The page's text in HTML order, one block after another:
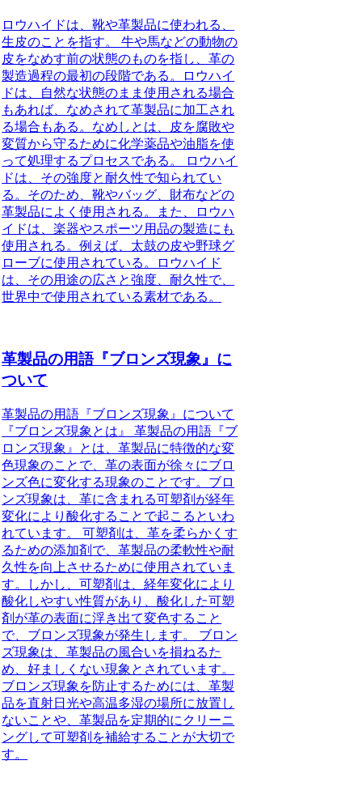
ロウハイドは、靴や革製品に使われる、
生皮のことを指す。 牛や馬などの動物の
皮をなめす前の状態のものを指し、革の
製造過程の最初の段階である。ロウハイ
ドは、自然な状態のまま使用される場合
もあれば、なめされて革製品に加工され
る場合もある。なめしとは、皮を腐敗や
変質から守るために化学薬品や油脂を使
って処理するプロセスである。 ロウハイ
ドは、その強度と耐久性で知られてい
る。そのため、靴やバッグ、財布などの
革製品によく使用される。また、ロウハ
イドは、楽器やスポーツ用品の製造にも
使用される。例えば、太鼓の皮や野球グ
ローブに使用されている。ロウハイド
は、その用途の広さと強度、耐久性で、
世界中で使用されている素材である。
革製品の用語『ブロンズ現象』に
ついて
革製品の用語『ブロンズ現象』について
『ブロンズ現象とは』 革製品の用語『ブ
ロンズ現象』とは、革製品に特徴的な変
色現象のことで、革の表面が徐々にブロ
ンズ色に変化する現象のことです。ブロ
ンズ現象は、革に含まれる可塑剤が経年
変化により酸化することで起こるといわ
れています。 可塑剤は、革を柔らかくす
るための添加剤で、革製品の柔軟性や耐
久性を向上させるために使用されていま
す。しかし、可塑剤は、経年変化により
酸化しやすい性質があり、酸化した可塑
剤が革の表面に浮き出て変色すること
で、ブロンズ現象が発生します。 ブロン
ズ現象は、革製品の風合いを損ねるた
め、好ましくない現象とされています。
ブロンズ現象を防止するためには、革製
品を直射日光や高温多湿の場所に放置し
ないことや、革製品を定期的にクリーニ
ングして可塑剤を補給することが大切で
す。